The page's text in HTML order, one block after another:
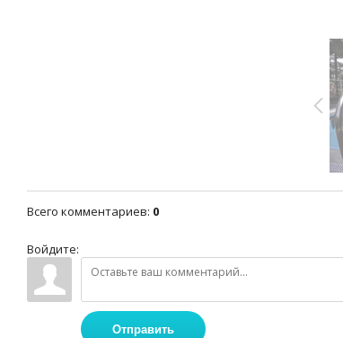
Всего комментариев: 0
Войдите:
Отправить